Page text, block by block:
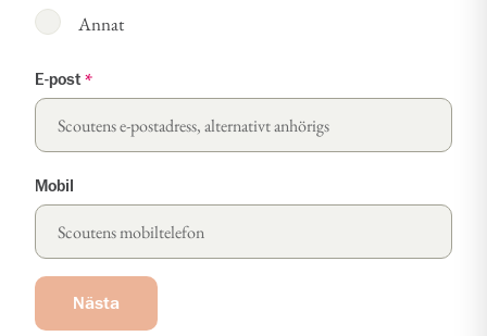
Annat
E-post *
Mobil
Nästa